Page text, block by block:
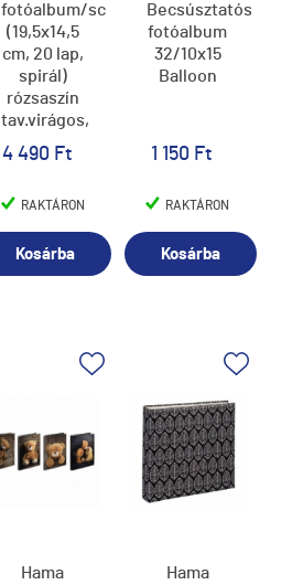
fotóalbum/scrapbook
(19,5x14,5
cm, 20 lap,
spirál)
rózsaszín
tav.virágos,
Cornwall
(6)
4 490 Ft
RAKTÁRON
Kosárba
Becsúsztatós
fotóalbum
32/10x15
Balloon
1 150 Ft
RAKTÁRON
Kosárba
Hama
Hama